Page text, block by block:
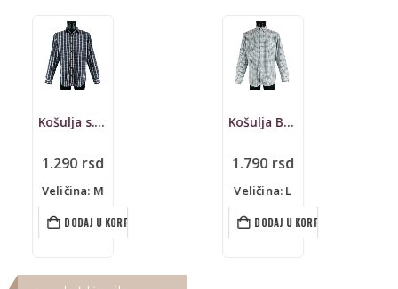
Košulja s.Oliver, regular fit
1.290rsd
Veličina: M
DODAJ U KORPU
Košulja Bugatti
1.790rsd
Veličina: L
DODAJ U KORPU